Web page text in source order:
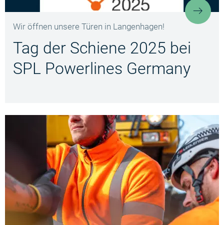
Tag der Schiene 2025 bei
SPL Powerlines Germany
Wir öffnen unsere Türen in Langenhagen!
Tag